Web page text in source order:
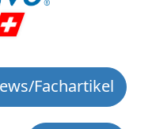
Fachartikel